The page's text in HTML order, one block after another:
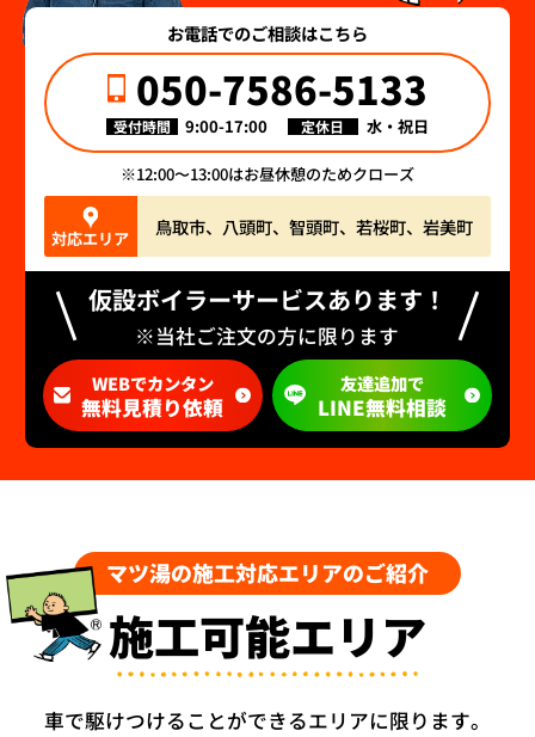
お電話でのご相談はこちら
050-7586-5133
受付時間 9:00-17:00 定休日 水・祝日
12:00〜13:00はお昼休憩のためクローズ
対応エリア 鳥取市、八頭町、智頭町、若桜町、岩美町
仮設ボイラーサービスあります！
※当社ご注文の方に限ります
WEBでカンタン
無料見積り依頼
友達追加で
LINE無料相談
マツ湯の施工対応エリアのご紹介
施工可能エリア
車で駆けつけることができるエリアに限ります。